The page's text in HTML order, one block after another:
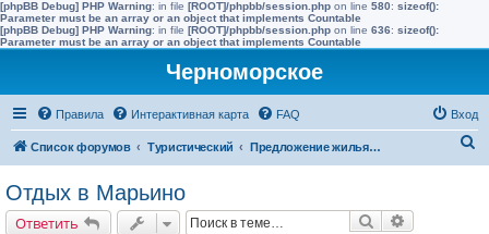
[phpBB Debug] PHP Warning: in file [ROOT]/phpbb/session.php on line 580: sizeof():
Parameter must be an array or an object that implements Countable
[phpBB Debug] PHP Warning: in file [ROOT]/phpbb/session.php on line 636: sizeof():
Parameter must be an array or an object that implements Countable
Черноморское
Правила Интерактивная карта FAQ Вход
Список форумов Туристический Предложение жилья в Черноморске (сдать)
Отдых в Марьино
Ответить Поиск